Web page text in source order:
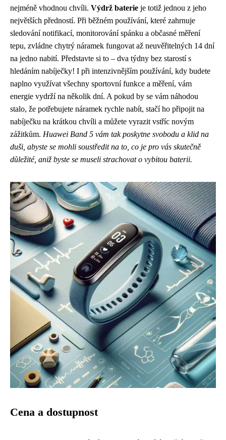
nejméně vhodnou chvíli. Výdrž baterie je totiž jednou z jeho
největších předností. Při běžném používání, které zahrnuje
sledování notifikací, monitorování spánku a občasné měření
tepu, zvládne chytrý náramek fungovat až neuvěřitelných 14 dní
na jedno nabití. Představte si to – dva týdny bez starostí s
hledáním nabíječky! I při intenzivnějším používání, kdy budete
naplno využívat všechny sportovní funkce a měření, vám
energie vydrží na několik dní. A pokud by se vám náhodou
stalo, že potřebujete náramek rychle nabít, stačí ho připojit na
nabíječku na krátkou chvíli a můžete vyrazit vstříc novým
zážitkům. Huawei Band 5 vám tak poskytne svobodu a klid na
duši, abyste se mohli soustředit na to, co je pro vás skutečně
důležité, aniž byste se museli strachovat o vybitou baterii.
Cena a dostupnost